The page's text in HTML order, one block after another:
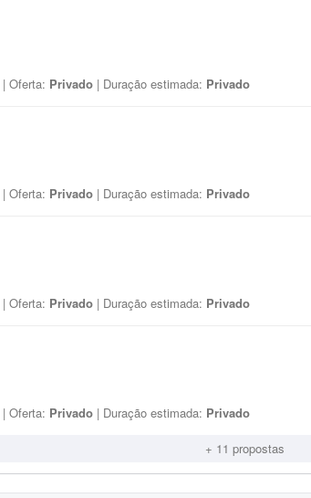
| Oferta: Privado | Duração estimada: Privado
| Oferta: Privado | Duração estimada: Privado
| Oferta: Privado | Duração estimada: Privado
| Oferta: Privado | Duração estimada: Privado
+ 11 propostas